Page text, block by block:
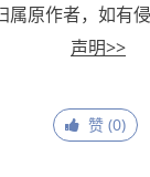
属原作者，如有
声明>>
赞 (0)